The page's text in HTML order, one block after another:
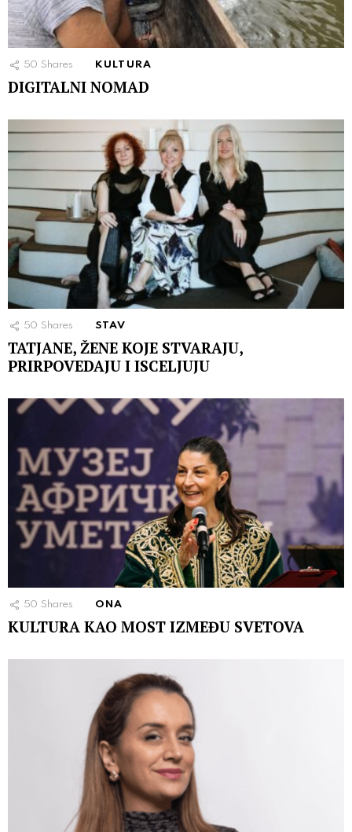
50 Shares KULTURA
DIGITALNI NOMAD
50 Shares STAV
TATJANE, ŽENE KOJE STVARAJU,
PRIRPOVEDAJU I ISCELJUJU
50 Shares ONA
KULTURA KAO MOST IZMEĐU SVETOVA